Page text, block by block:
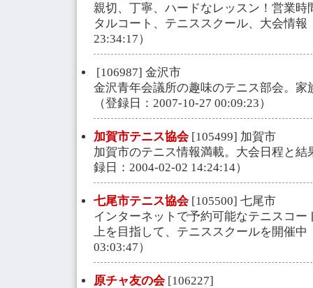
親切、丁寧、ハードなレッスン！営業時
タルコート、テニススクール、大会情報
23:34:17）
[106987] 金沢市
金沢青年会議所の趣味のテニス部会。家
（登録日：2007-10-27 00:09:23）
加賀市テニス協会 [105499] 加賀市
加賀市のテニス情報満載。大会日程と
録日：2004-02-02 14:24:14）
七尾市テニス協会 [105500] 七尾市
インターネットで予約可能なテニスコ
上を目指して、テニススクールを開催中
03:03:47）
原チャ友の会 [106227]